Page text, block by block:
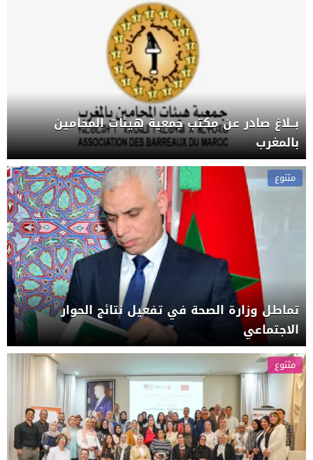
بــلاغ صادر عن مكتب جمعية هيئات المحامين
بالمغرب
متنوع
تماطل وزارة الصحة في تفعيل نتائج الحوار
الاجتماعي
متنوع